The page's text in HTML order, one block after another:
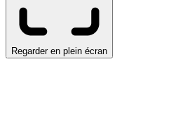
Regarder en plein écran